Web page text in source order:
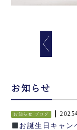
お知らせ
お知らせ ブログ 2025
お誕生日キャン